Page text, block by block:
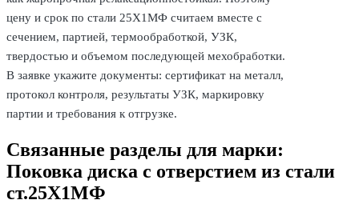
цену и срок по стали 25Х1МФ считаем вместе с
сечением, партией, термообработкой, УЗК,
твердостью и объемом последующей мехобработки.
В заявке укажите документы: сертификат на металл,
протокол контроля, результаты УЗК, маркировку
партии и требования к отгрузке.
Связанные разделы для марки:
Поковка диска с отверстием из стали
ст.25Х1МФ